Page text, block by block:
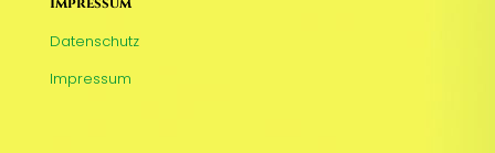
Datenschutz
Impressum